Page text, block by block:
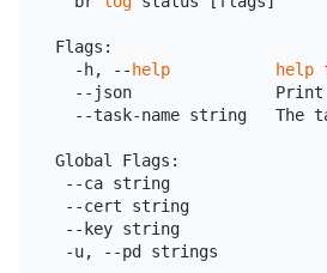
Flags:
  -h, --
help help
--json               Print
--task-name string   The
Global Flags:
--ca string
--cert string
--key string
-u, --pd strings